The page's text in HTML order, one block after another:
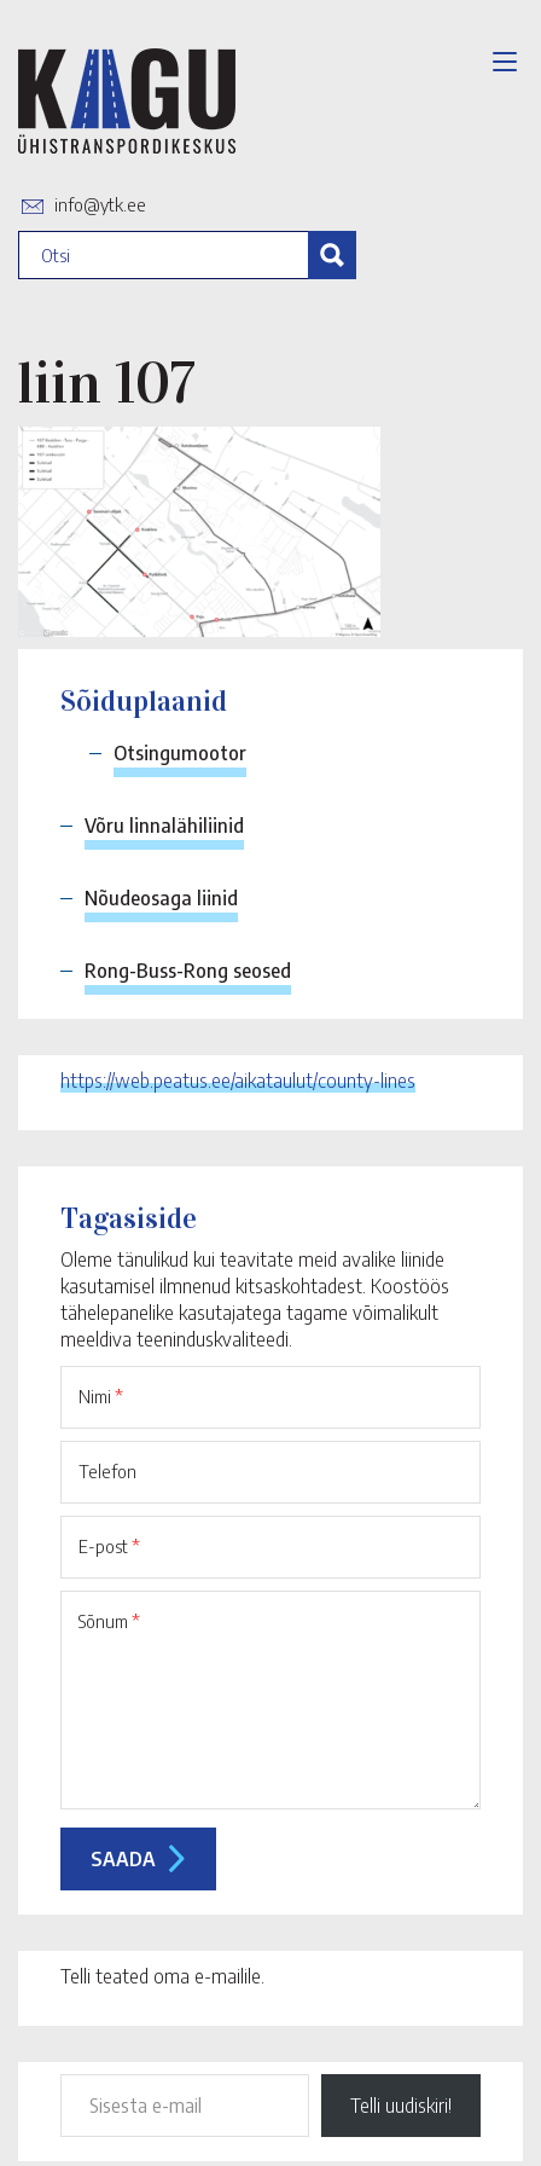
info@ytk.ee
liin 107
Sõiduplaanid
Otsingumootor
Võru linnalähiliinid
Nõudeosaga liinid
Rong-Buss-Rong seosed
https://web.peatus.ee/aikataulut/county-lines
Tagasiside
Oleme tänulikud kui teavitate meid avalike liinide
kasutamisel ilmnenud kitsaskohtadest. Koostöös
tähelepanelike kasutajatega tagame võimalikult
meeldiva teeninduskvaliteedi.
Nimi *
Telefon
E-post*
Sõnum *
Telli teated oma e-mailile.
Telli uudiskiri!